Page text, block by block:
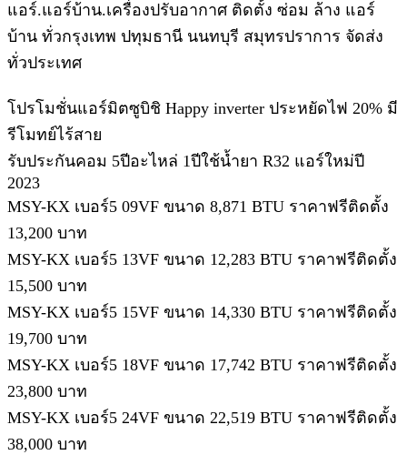
แอร์.แอร์บ้าน.เครื่องปรับอากาศ ติดตั้ง ซ่อม ล้าง แอร์
บ้าน ทั่วกรุงเทพ ปทุมธานี นนทบุรี สมุทรปราการ จัดส่ง
ทั่วประเทศ
โปรโมชั่นแอร์มิตซูบิชิ Happy inverter ประหยัดไฟ 20% มี
รีโมทย์ไร้สาย
รับประกันคอม 5ปีอะไหล่ 1ปีใช้น้ำยา R32 แอร์ใหม่ปี
2023
MSY-KX เบอร์5 09VF ขนาด 8,871 BTU ราคาฟรีติดตั้ง
13,200 บาท
MSY-KX เบอร์5 13VF ขนาด 12,283 BTU ราคาฟรีติดตั้ง
15,500 บาท
MSY-KX เบอร์5 15VF ขนาด 14,330 BTU ราคาฟรีติดตั้ง
19,700 บาท
MSY-KX เบอร์5 18VF ขนาด 17,742 BTU ราคาฟรีติดตั้ง
23,800 บาท
MSY-KX เบอร์5 24VF ขนาด 22,519 BTU ราคาฟรีติดตั้ง
38,000 บาท